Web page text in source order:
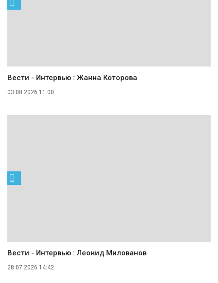
Вести - Интервью : Жанна Которова
03.08.2026 11:00
Вести - Интервью : Леонид Милованов
28.07.2026 14:42